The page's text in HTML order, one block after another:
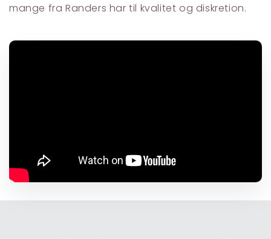
mange fra Randers har til kvalitet og diskretion.